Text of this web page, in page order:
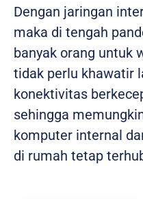
Dengan jaringan
maka di tengah
banyak orang untuk
tidak perlu khawatir
konektivitas
sehingga
komputer internal
di rumah tetap